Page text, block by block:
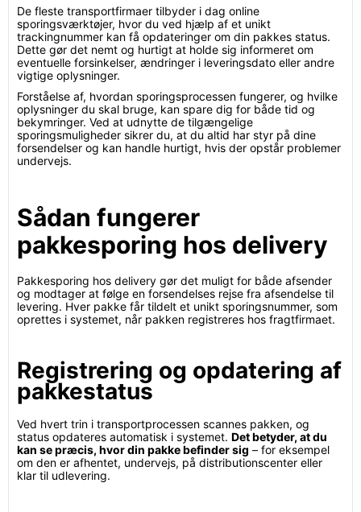
De fleste transportfirmaer tilbyder i dag online
sporingsværktøjer, hvor du ved hjælp af et unikt
trackingnummer kan få opdateringer om din pakkes status.
Dette gør det nemt og hurtigt at holde sig informeret om
eventuelle forsinkelser, ændringer i leveringsdato eller andre
vigtige oplysninger.
Forståelse af, hvordan sporingsprocessen fungerer, og hvilke
oplysninger du skal bruge, kan spare dig for både tid og
bekymringer. Ved at udnytte de tilgængelige
sporingsmuligheder sikrer du, at du altid har styr på dine
forsendelser og kan handle hurtigt, hvis der opstår problemer
undervejs.
Sådan fungerer
pakkesporing hos delivery
Pakkesporing hos delivery gør det muligt for både afsender
og modtager at følge en forsendelses rejse fra afsendelse til
levering. Hver pakke får tildelt et unikt sporingsnummer, som
oprettes i systemet, når pakken registreres hos fragtfirmaet.
Registrering og opdatering af
pakkestatus
Ved hvert trin i transportprocessen scannes pakken, og
status opdateres automatisk i systemet. Det betyder, at du
kan se præcis, hvor din pakke befinder sig – for eksempel
om den er afhentet, undervejs, på distributionscenter eller
klar til udlevering.